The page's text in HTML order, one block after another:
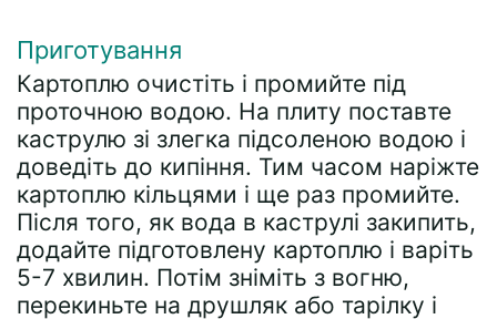
Приготування
Картоплю очистіть і промийте під
проточною водою. На плиту поставте
каструлю зі злегка підсоленою водою і
доведіть до кипіння. Тим часом наріжте
картоплю кільцями і ще раз промийте.
Після того, як вода в каструлі закипить,
додайте підготовлену картоплю і варіть
5-7 хвилин. Потім зніміть з вогню,
перекиньте на друшляк або тарілку і